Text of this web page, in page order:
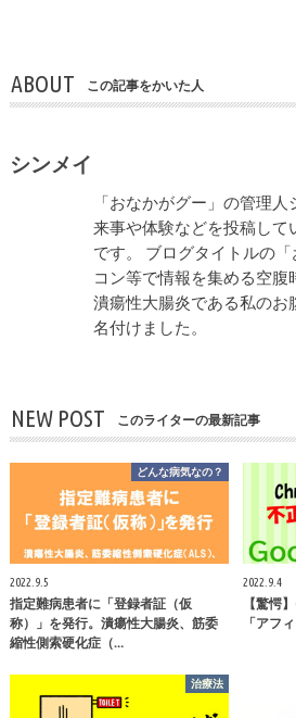
ABOUT この記事をかいた人
シンメイ
「おなかがグー」の管理
来事や体験などを投稿して
です。 ブログタイトルの
コン等で情報を集める空腹
潰瘍性大腸炎である私のお
名付けました。
NEW POST このライターの最新記事
どんな病気なの？
2022.9.5
指定難病患者に「登録者証（仮
称）」を発行。潰瘍性大腸炎、筋委
縮性側索硬化症（…
2022.9.4
【驚愕
「アフ
治療法